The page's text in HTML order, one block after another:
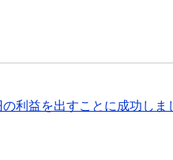
の利益を出すことに成功しま